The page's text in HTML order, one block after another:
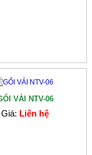
VẢI NTV-06
Giá: Liên hệ